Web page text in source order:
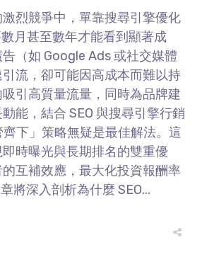
烈競爭中，單靠搜尋引擎優化
數月甚至數年才能看到顯著成
（如 Google Ads 或社交媒體
流，卻可能因高成本而難以持
引高質量流量，同時為品牌建
能，結合 SEO 與搜尋引擎行銷
齊下」策略無疑是最佳解法。這
時曝光與長期排名的雙重優
互補效應，最大化投資報酬率
將深入剖析為什麼 SEO...